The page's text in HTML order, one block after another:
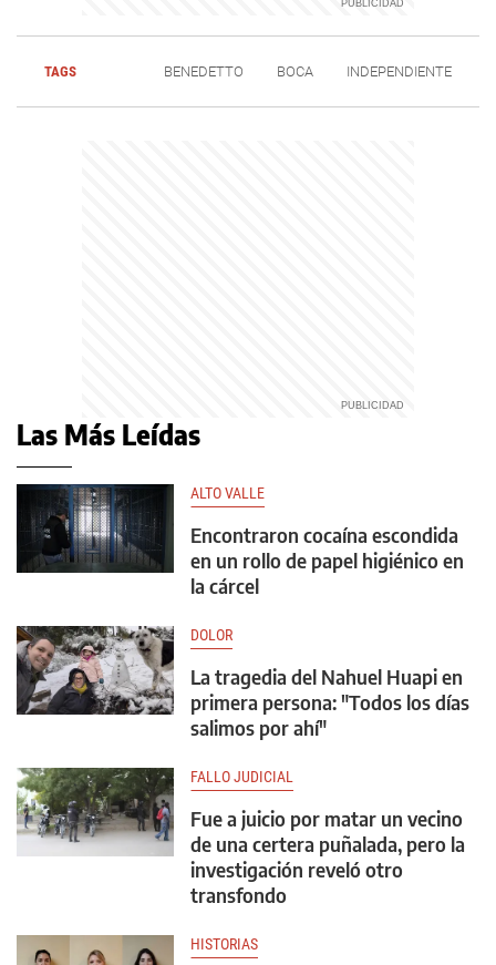
TAGS BENEDETTO BOCA INDEPENDIENTE
Las Más Leídas
ALTO VALLE
Encontraron cocaína escondida
en un rollo de papel higiénico en
la cárcel
DOLOR
La tragedia del Nahuel Huapi en
primera persona: "Todos los días
salimos por ahí"
FALLO JUDICIAL
Fue a juicio por matar un vecino
de una certera puñalada, pero la
investigación reveló otro
transfondo
HISTORIAS